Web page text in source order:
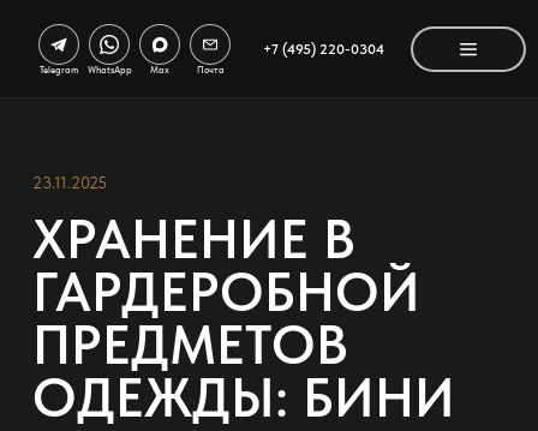
+7 (495) 220-0304
Telegram WhatsApp Max Почта
23.11.2025
ХРАНЕНИЕ В
ГАРДЕРОБНОЙ
ПРЕДМЕТОВ
ОДЕЖДЫ: БИНИ